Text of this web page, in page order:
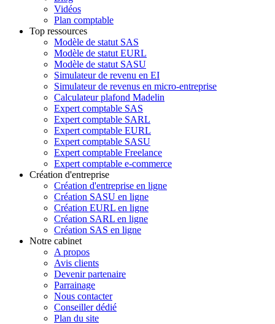
Vidéos
Plan comptable
Top ressources
Modèle de statut SAS
Modèle de statut EURL
Modèle de statut SASU
Simulateur de revenu en EI
Simulateur de revenus en micro-entreprise
Calculateur plafond Madelin
Expert comptable SAS
Expert comptable SARL
Expert comptable EURL
Expert comptable SASU
Expert comptable Freelance
Expert comptable e-commerce
Création d'entreprise
Création d'entreprise en ligne
Création SASU en ligne
Création EURL en ligne
Création SARL en ligne
Création SAS en ligne
Notre cabinet
A propos
Avis clients
Devenir partenaire
Parrainage
Nous contacter
Conseiller dédié
Plan du site